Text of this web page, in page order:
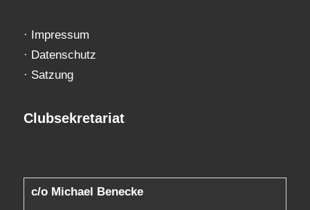
·
Impressum
· Datenschutz
· Satzung
Clubsekretariat
c/o Michael Benecke